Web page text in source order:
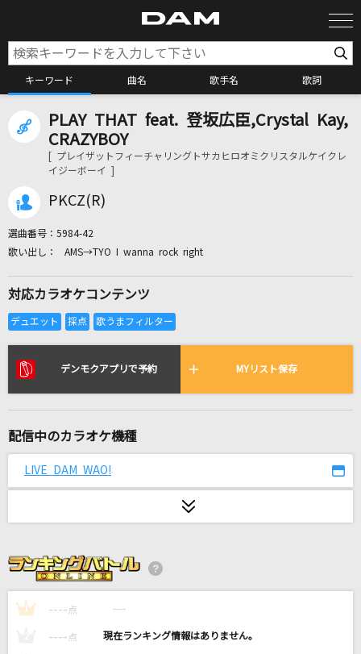
キーワード 曲名 歌手名 歌詞
カラオケ検索
全国りれき
リアルタイムで歌われている曲の一覧
ダンボールの神様
[生音]ルーズリーフ～RISING TOUR 2012 ver.～
[生音]名もなき詩
アン・ルイス
第六感
PLAY THAT feat. 登坂広臣,Crystal Kay,
CRAZYBOY
[ プレイザットフィーチャリングトサカヒロオミクリスタルケイクレ
イジーボーイ ]
PKCZ(R)
選曲番号： 5984-42
AMS→TYO I wanna rock right
対応カラオケコンテンツ
デンモクアプリで予約 MYリスト保存
配信中のカラオケ機種
LIVE DAM WAO!
1 ---- 点 ----
---- 点 ----